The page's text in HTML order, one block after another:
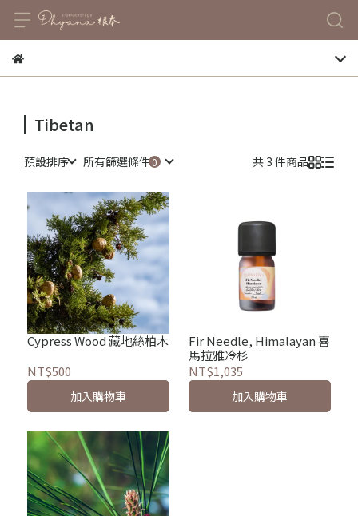
Tibetan
預設排序 所有篩選條件 共 3 件商品
Cypress Wood 藏地絲柏木
NT$500
加入購物車
Fir Needle, Himalayan 喜
馬拉雅冷杉
NT$1,035
加入購物車